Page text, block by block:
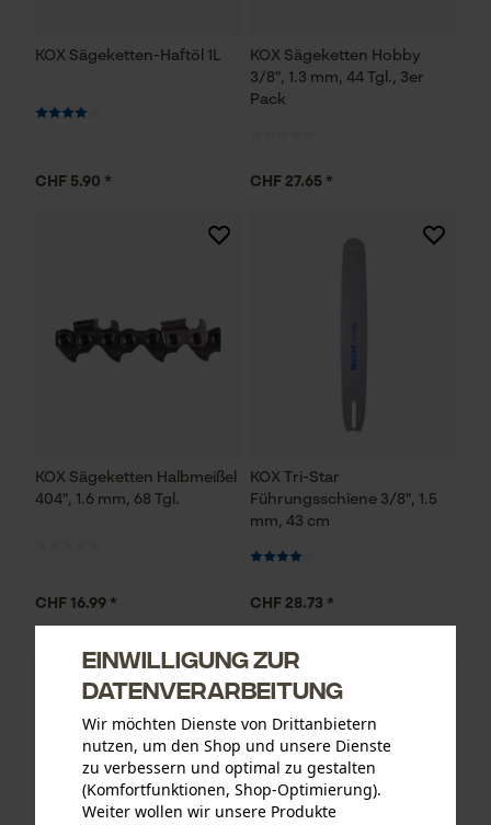
KOX Sägeketten-Haftöl 1L
CHF 5.90 *
KOX Sägeketten Hobby
3/8", 1.3 mm, 44 Tgl., 3er
Pack
CHF 27.65 *
KOX Sägeketten Halbmeißel
404", 1.6 mm, 68 Tgl.
CHF 16.99 *
KOX Tri-Star
Führungsschiene 3/8", 1.5
mm, 43 cm
CHF 28.73 *
Einwilligung zur
Datenverarbeitung
Wir möchten Dienste von Drittanbietern
nutzen, um den Shop und unsere Dienste
zu verbessern und optimal zu gestalten
(Komfortfunktionen, Shop-Optimierung).
Weiter wollen wir unsere Produkte